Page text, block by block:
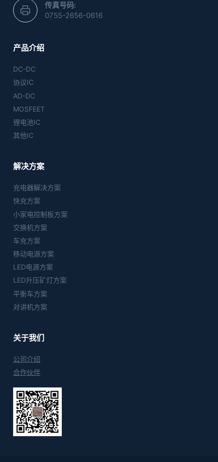
传真号码:
0755-2656-0616
产品介绍
DC-DC
协议IC
AD-DC
MOSFEET
锂电池IC
其他IC
解决方案
充电器解决方案
快充方案
小家电控制板方案
交换机方案
车充方案
移动电源方案
LED电源方案
LED升压矿灯方案
平衡车方案
对讲机方案
关于我们
公司介绍
合作伙伴